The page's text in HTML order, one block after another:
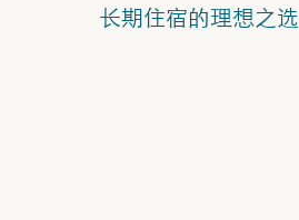
长期住宿的理想之选